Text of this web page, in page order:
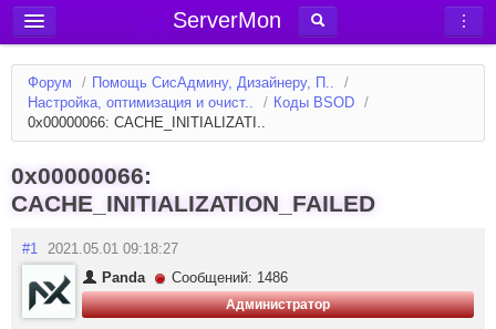
ServerMon
Добавить сервер
Мониторинг серверов
Блог
Статьи
Форум
Вход в аккаунт
Форум / Помощь СисАдмину, Дизайнеру, П..
/
Настройка, оптимизация и очист..
/ Коды BSOD /
0x00000066: CACHE_INITIALIZATI..
0x00000066:
CACHE_INITIALIZATION_FAILED
#1 2021.05.01 09:18:27
Panda
Сообщений: 1486
Администратор